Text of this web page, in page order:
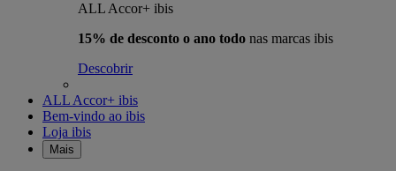
ALL Accor+ ibis
15% de desconto o ano todo nas marcas ibis
Descobrir
ALL Accor+ ibis
Bem-vindo ao ibis
Loja ibis
Mais